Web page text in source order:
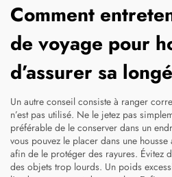
Comment
de voyage pour
d’assurer sa
Un autre conseil consiste à ranger
n’est pas utilisé. Ne le jetez pas
préférable de le conserver dans un
vous pouvez le placer dans une
afin de le protéger des rayures. Évitez
des objets trop lourds. Un poids